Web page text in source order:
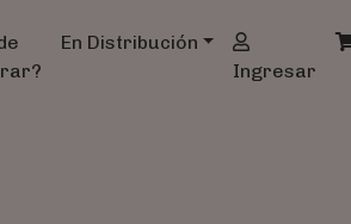
En Distribución
Ingresar